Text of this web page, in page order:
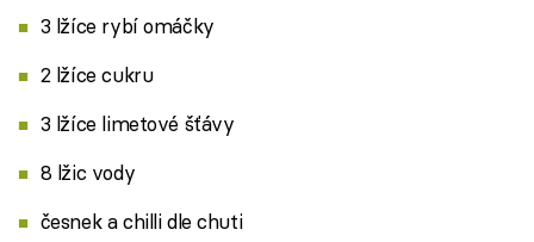
3 lžíce rybí omáčky
2 lžíce cukru
3 lžíce limetové šťávy
8 lžic vody
česnek a chilli dle chuti